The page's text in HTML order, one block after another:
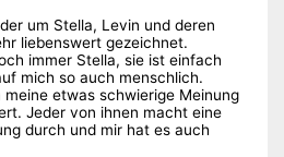
um Stella, Levin und deren
liebenswert gezeichnet.
immer Stella, sie ist einfach
mich so auch menschlich.
etwas schwierige Meinung
Jeder von ihnen macht eine
durch und mir hat es auch